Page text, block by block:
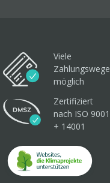
Viele
Zahlungswege
möglich
Zertifiziert
nach ISO 9001
+ 14001